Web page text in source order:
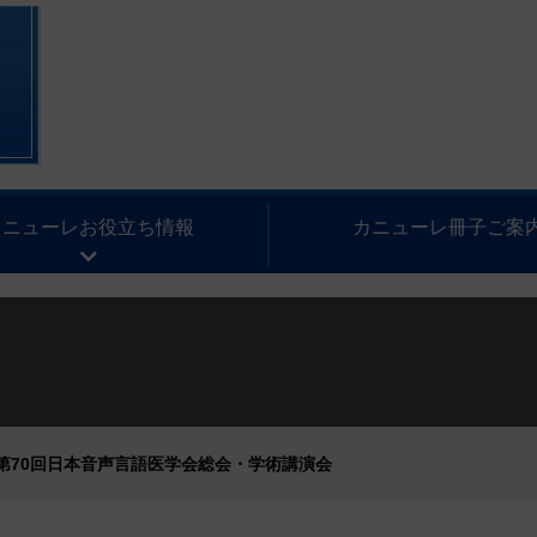
ューレお役立ち情報 カニューレ冊子ご案
70回日本音声言語医学会総会・学術講演会